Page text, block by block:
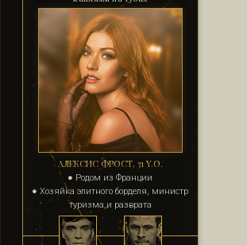
АЛЕКСИС ФРОСТ, 31 Y.O.
● Родом из Франции
● Хозяйка элитного борделя, министр
туризма и разврата